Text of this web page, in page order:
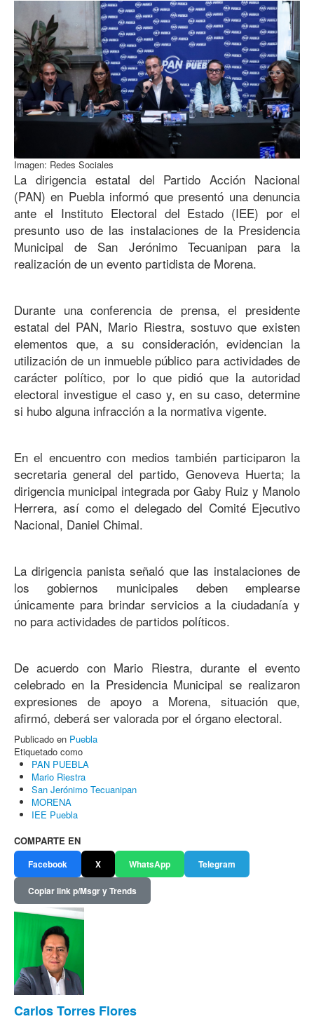
Imagen: Redes Sociales
La dirigencia estatal del Partido Acción Nacional
(PAN) en Puebla informó que presentó una denuncia
ante el Instituto Electoral del Estado (IEE) por el
presunto uso de las instalaciones de la Presidencia
Municipal de San Jerónimo Tecuanipan para la
realización de un evento partidista de Morena.
Durante una conferencia de prensa, el presidente
estatal del PAN, Mario Riestra, sostuvo que existen
elementos que, a su consideración, evidencian la
utilización de un inmueble público para actividades de
carácter político, por lo que pidió que la autoridad
electoral investigue el caso y, en su caso, determine
si hubo alguna infracción a la normativa vigente.
En el encuentro con medios también participaron la
secretaria general del partido, Genoveva Huerta; la
dirigencia municipal integrada por Gaby Ruiz y Manolo
Herrera, así como el delegado del Comité Ejecutivo
Nacional, Daniel Chimal.
La dirigencia panista señaló que las instalaciones de
los gobiernos municipales deben emplearse
únicamente para brindar servicios a la ciudadanía y
no para actividades de partidos políticos.
De acuerdo con Mario Riestra, durante el evento
celebrado en la Presidencia Municipal se realizaron
expresiones de apoyo a Morena, situación que,
afirmó, deberá ser valorada por el órgano electoral.
Publicado en Puebla
Etiquetado como
PAN PUEBLA
Mario Riestra
San Jerónimo Tecuanipan
MORENA
IEE Puebla
COMPARTE EN
Facebook X WhatsApp Telegram
Copiar link p/Msgr y Trends
Carlos Torres Flores